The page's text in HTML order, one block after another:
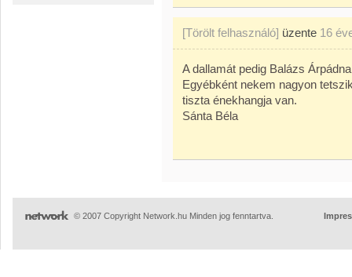
[Törölt felhasználó] üzente 16
A dallamát pedig Balázs
Egyébként nekem nagyon
tiszta énekhangja van.
Sánta Béla
© 2007 Copyright Network.hu Minden jog fenntartva.